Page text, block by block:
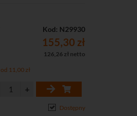
Kod: N29930
155,30 zł
126,26 zł netto
od 11,00 zł
Dostępny